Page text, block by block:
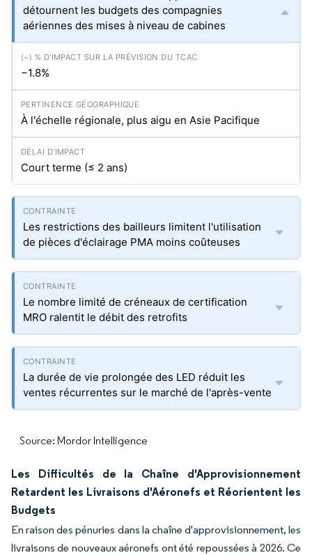
détournent les budgets des compagnies
aériennes des mises à niveau de cabines
−1.8%
À l'échelle régionale, plus aigu en Asie Pacifique
Court terme (≤ 2 ans)
Les restrictions des bailleurs limitent l'utilisation
de pièces d'éclairage PMA moins coûteuses
Le nombre limité de créneaux de certification
MRO ralentit le débit des retrofits
La durée de vie prolongée des LED réduit les
ventes récurrentes sur le marché de l'après-vente
Source: Mordor Intelligence
Les Difficultés de la Chaîne d'Approvisionnement
Retardent les Livraisons d'Aéronefs et Réorientent les
Budgets
En raison des pénuries dans la chaîne d'approvisionnement, les
livraisons de nouveaux aéronefs ont été repoussées à 2026. Ce